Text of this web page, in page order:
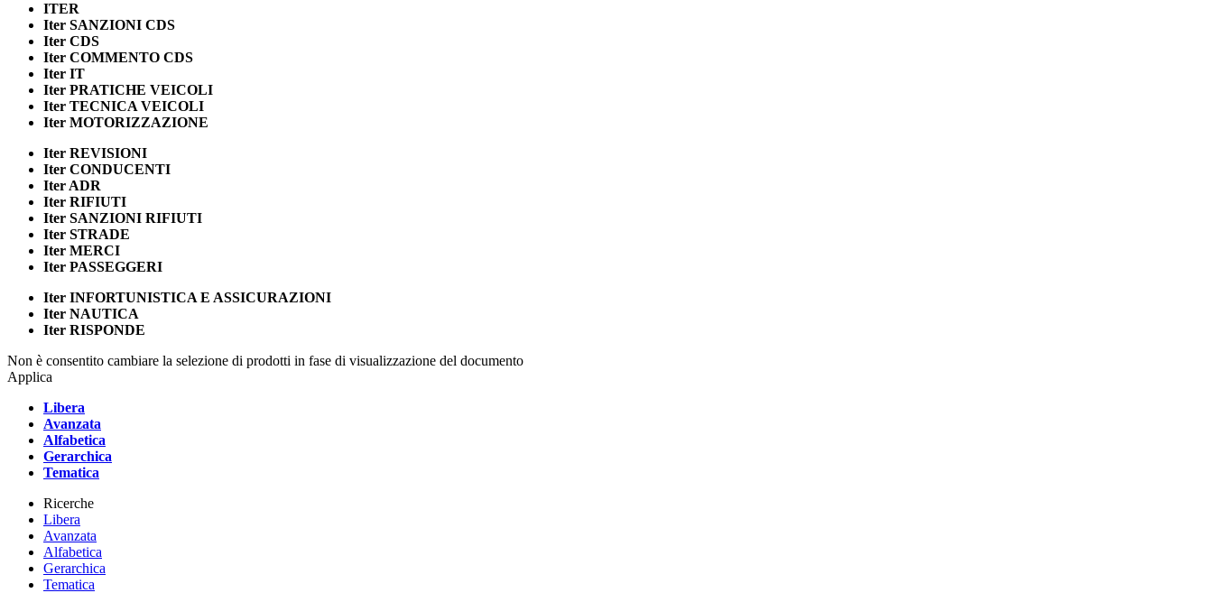
ITER
Iter SANZIONI CDS
Iter CDS
Iter COMMENTO CDS
Iter IT
Iter PRATICHE VEICOLI
Iter TECNICA VEICOLI
Iter MOTORIZZAZIONE
Iter REVISIONI
Iter CONDUCENTI
Iter ADR
Iter RIFIUTI
Iter SANZIONI RIFIUTI
Iter STRADE
Iter MERCI
Iter PASSEGGERI
Iter INFORTUNISTICA E ASSICURAZIONI
Iter NAUTICA
Iter RISPONDE
Non è consentito cambiare la selezione di prodotti in fase di visualizzazione del documento
Applica
Libera
Avanzata
Alfabetica
Gerarchica
Tematica
Ricerche
Libera
Avanzata
Alfabetica
Gerarchica
Tematica